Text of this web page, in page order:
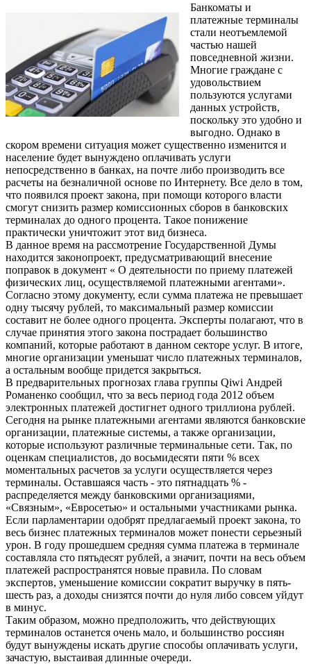
Банкоматы и
платежные терминалы
стали неотъемлемой
частью нашей
повседневной жизни.
Многие граждане с
удовольствием
пользуются услугами
данных устройств,
поскольку это удобно и
выгодно. Однако в
скором времени ситуация может существенно изменится и
население будет вынуждено оплачивать услуги
непосредственно в банках, на почте либо производить все
расчеты на безналичной основе по Интернету. Все дело в том,
что появился проект закона, при помощи которого власти
смогут снизить размер комиссионных сборов в банковских
терминалах до одного процента. Такое понижение
практически уничтожит этот вид бизнеса.
В данное время на рассмотрение Государственной Думы
находится законопроект, предусматривающий внесение
поправок в документ « О деятельности по приему платежей
физических лиц, осуществляемой платежными агентами».
Согласно этому документу, если сумма платежа не превышает
одну тысячу рублей, то максимальный размер комиссии
составит не более одного процента. Эксперты полагают, что в
случае принятия этого закона пострадает большинство
компаний, которые работают в данном секторе услуг. В итоге,
многие организации уменьшат число платежных терминалов,
а остальным вообще придется закрыться.
В предварительных прогнозах глава группы Qiwi Андрей
Романенко сообщил, что за весь период года 2012 объем
электронных платежей достигнет одного триллиона рублей.
Сегодня на рынке платежными агентами являются банковские
организации, платежные системы, а также организации,
которые используют различные терминальные сети. Так, по
оценкам специалистов, до восьмидесяти пяти % всех
моментальных расчетов за услуги осуществляется через
терминалы. Оставшаяся часть - это пятнадцать % -
распределяется между банковскими организациями,
«Связным», «Евросетью» и остальными участниками рынка.
Если парламентарии одобрят предлагаемый проект закона, то
весь бизнес платежных терминалов может понести серьезный
урон. В году прошедшем средняя сумма платежа в терминале
составляла сто пятьдесят рублей, а значит, почти на весь объем
платежей распространятся новые правила. По словам
экспертов, уменьшение комиссии сократит выручку в пять-
шесть раз, а доходы снизятся почти до нуля либо совсем уйдут
в минус.
Таким образом, можно предположить, что действующих
терминалов останется очень мало, и большинство россиян
будут вынуждены искать другие способы оплачивать услуги,
зачастую, выстаивая длинные очереди.